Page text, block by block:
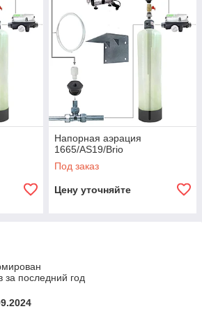
Напорная аэрация
1665/AS19/Brio
Под заказ
Цену уточняйте
за последний год